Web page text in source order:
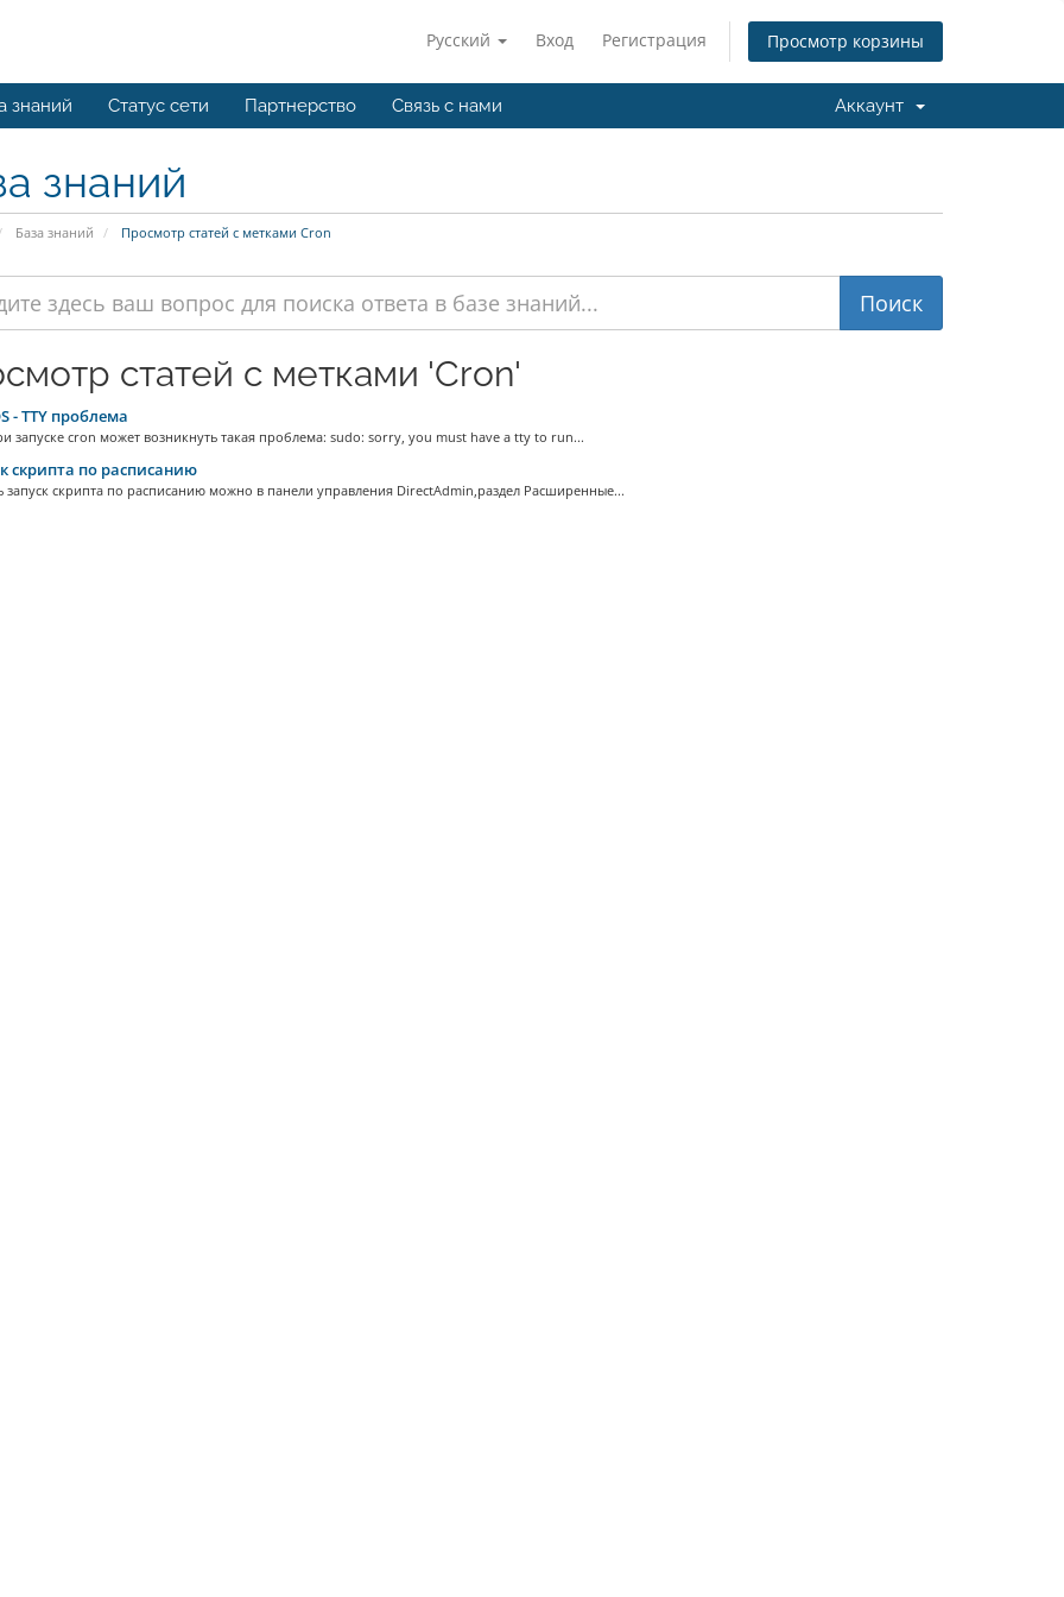
Русский Вход Регистрация Просмотр корзины
знаний Статус сети Партнерство Связь с нами Аккаунт
знаний
База знаний Просмотр статей с метками Cron
статей с метками 'Cron'
- TTY проблема
запуске cron может возникнуть такая проблема: sudo: sorry, you must have a tty to run...
скрипта по расписанию
запуск скрипта по расписанию можно в панели управления DirectAdmin,раздел Расширенные...